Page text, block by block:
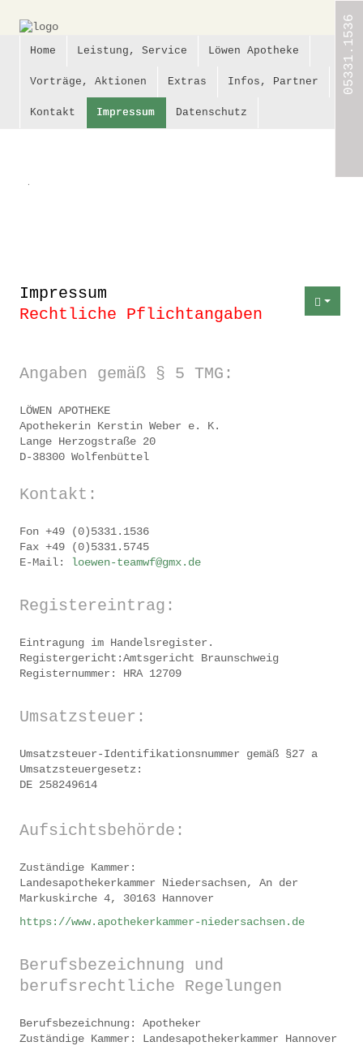
Leistung,
Infos,
Partner
Impressum
Datenschutz
05331.1536
Home Leistung, Service Löwen Apotheke
Vorträge, Aktionen Extras Infos, Partner
Kontakt Impressum Datenschutz
.
Impressum
Rechtliche Pflichtangaben
Angaben gemäß § 5 TMG:
LÖWEN APOTHEKE
Apothekerin Kerstin Weber e. K.
Lange Herzogstraße 20
D-38300 Wolfenbüttel
Kontakt:
Fon +49 (0)5331.1536
Fax +49 (0)5331.5745
E-Mail: loewen-teamwf@gmx.de
Registereintrag:
Eintragung im Handelsregister.
Registergericht:Amtsgericht Braunschweig
Registernummer: HRA 12709
Umsatzsteuer:
Umsatzsteuer-Identifikationsnummer gemäß §27 a
Umsatzsteuergesetz:
DE 258249614
Aufsichtsbehörde:
Zuständige Kammer:
Landesapothekerkammer Niedersachsen, An der
Markuskirche 4, 30163 Hannover
https://www.apothekerkammer-niedersachsen.de
Berufsbezeichnung und
berufsrechtliche Regelungen
Berufsbezeichnung: Apotheker
Zuständige Kammer: Landesapothekerkammer Hannover